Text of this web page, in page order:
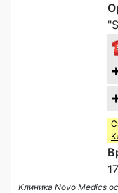
Клиника Novo Medics